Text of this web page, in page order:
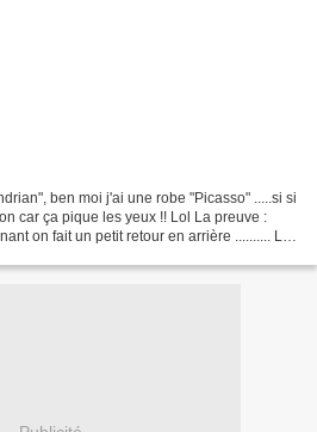
ben moi j'ai une robe "Picasso" .....si si
car ça pique les yeux !! Lol La preuve :
on fait un petit retour en arrière .......... Le